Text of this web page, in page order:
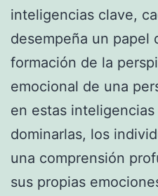
inteligencias clave,
desempeña un papel
formación de la
emocional de una
en estas
dominarlas, los
una comprensión
sus propias